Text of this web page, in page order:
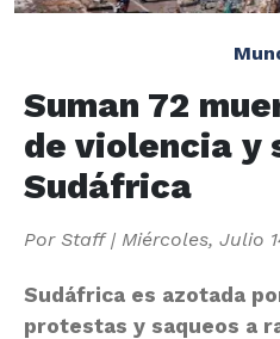
Suman 72
de violencia y
Sudáfrica
Por Staff| Miércoles, Julio
Sudáfrica es azotada
protestas y saqueos a